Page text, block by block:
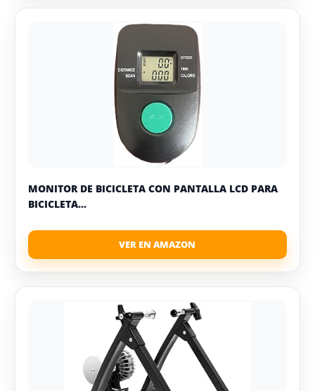
MONITOR DE BICICLETA CON PANTALLA LCD PARA
BICICLETA...